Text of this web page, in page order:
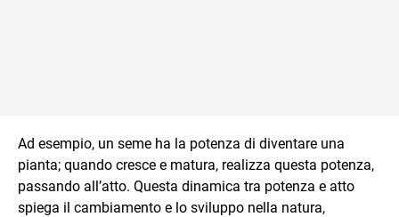
Ad esempio, un seme ha la potenza di diventare una
pianta; quando cresce e matura, realizza questa potenza,
passando all’atto. Questa dinamica tra potenza e atto
spiega il cambiamento e lo sviluppo nella natura,